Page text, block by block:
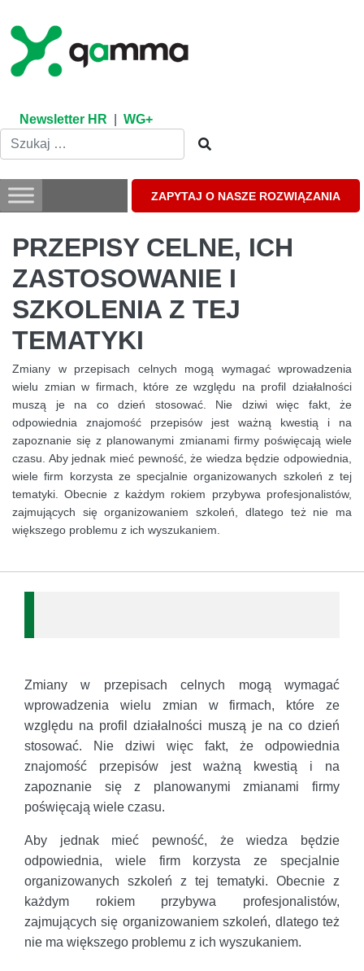
content
Newsletter HR WG+
ZAPYTAJ O NASZE ROZWIĄZANIA
PRZEPISY CELNE, ICH
ZASTOSOWANIE I
SZKOLENIA Z TEJ
TEMATYKI
Zmiany w przepisach celnych mogą wymagać wprowadzenia
wielu zmian w firmach, które ze względu na profil działalności
muszą je na co dzień stosować. Nie dziwi więc fakt, że
odpowiednia znajomość przepisów jest ważną kwestią i na
zapoznanie się z planowanymi zmianami firmy poświęcają wiele
czasu. Aby jednak mieć pewność, że wiedza będzie odpowiednia,
wiele firm korzysta ze specjalnie organizowanych szkoleń z tej
tematyki. Obecnie z każdym rokiem przybywa profesjonalistów,
zajmujących się organizowaniem szkoleń, dlatego też nie ma
większego problemu z ich wyszukaniem.
Zmiany w przepisach celnych mogą wymagać
wprowadzenia wielu zmian w firmach, które ze
względu na profil działalności muszą je na co dzień
stosować. Nie dziwi więc fakt, że odpowiednia
znajomość przepisów jest ważną kwestią i na
zapoznanie się z planowanymi zmianami firmy
poświęcają wiele czasu.
Aby jednak mieć pewność, że wiedza będzie
odpowiednia, wiele firm korzysta ze specjalnie
organizowanych szkoleń z tej tematyki. Obecnie z
każdym rokiem przybywa profesjonalistów,
zajmujących się organizowaniem szkoleń, dlatego też
nie ma większego problemu z ich wyszukaniem.